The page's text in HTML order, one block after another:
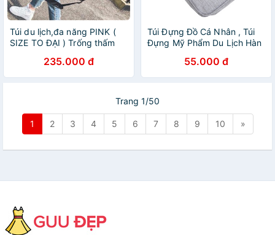
Túi du lịch,đa năng PINK (
SIZE TO ĐẠI ) Trống thấm
thể thao, tập gym, mang đồ
về quê,
235.000 đ
Túi Đựng Đồ Cá Nhân , Túi
Đựng Mỹ Phẩm Du Lịch Hàn
55.000 đ
Trang 1/50
1 2 3 4 5 6 7 8 9 10 »